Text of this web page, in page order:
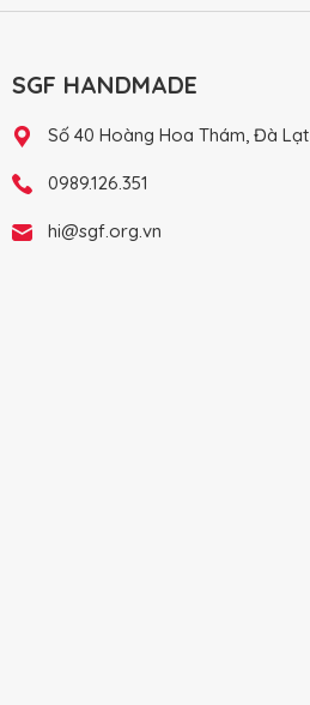
SGF HANDMADE
Số 40 Hoàng Hoa Thám, Đà Lạt
0989.126.351
hi@sgf.org.vn